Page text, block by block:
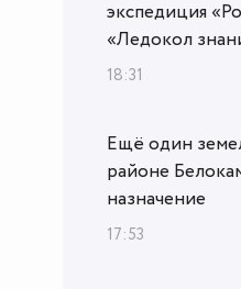
экспедиция
«Ледокол
18:31
Ещё один
районе
назначение
17:53